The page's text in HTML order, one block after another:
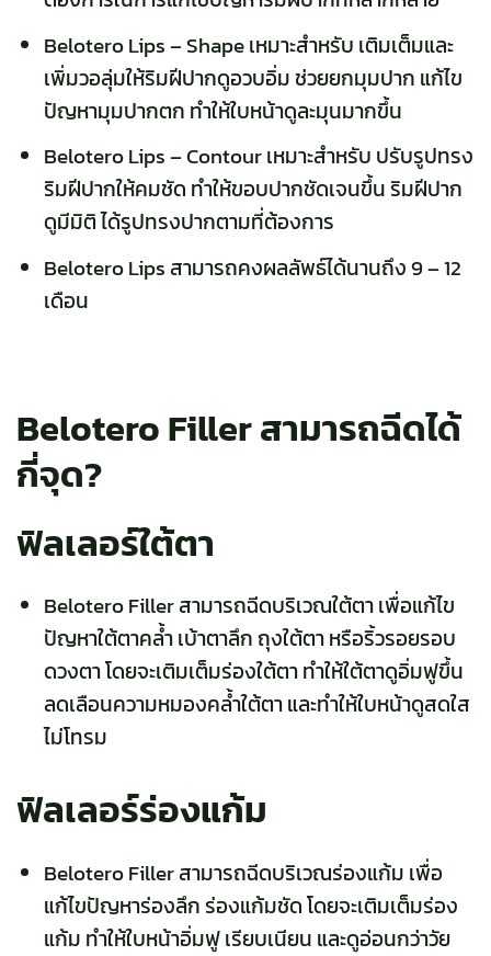
Belotero Lips – Shape เหมาะสำหรับ เติมเต็มและ
เพิ่มวอลุ่มให้ริมฝีปากดูอวบอิ่ม ช่วยยกมุมปาก แก้ไข
ปัญหามุมปากตก ทำให้ใบหน้าดูละมุนมากขึ้น
Belotero Lips – Contour เหมาะสำหรับ ปรับรูปทรง
ริมฝีปากให้คมชัด ทำให้ขอบปากชัดเจนขึ้น ริมฝีปาก
ดูมีมิติ ได้รูปทรงปากตามที่ต้องการ
Belotero Lips สามารถคงผลลัพธ์ได้นานถึง 9 – 12
เดือน
Belotero Filler สามารถฉีดได้
กี่จุด?
ฟิลเลอร์ใต้ตา
Belotero Filler สามารถฉีดบริเวณใต้ตาเพื่อแก้ไข
ปัญหาใต้ตาคล้ำ เบ้าตาลึก ถุงใต้ตา หรือริ้วรอยรอบ
ดวงตา โดยจะเติมเต็มร่องใต้ตา ทำให้ใต้ตาดูอิ่มฟูขึ้น
ลดเลือนความหมองคล้ำใต้ตา และทำให้ใบหน้าดูสดใส
ไม่โทรม
ฟิลเลอร์ร่องแก้ม
Belotero Filler สามารถฉีดบริเวณร่องแก้ม เพื่อ
แก้ไขปัญหาร่องลึก ร่องแก้มชัด โดยจะเติมเต็มร่อง
แก้ม ทำให้ใบหน้าอิ่มฟู เรียบเนียน และดูอ่อนกว่าวัย